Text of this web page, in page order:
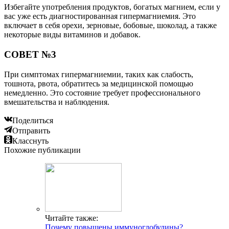
Избегайте употребления продуктов, богатых магнием, если у
вас уже есть диагностированная гипермагниемия. Это
включает в себя орехи, зерновые, бобовые, шоколад, а также
некоторые виды витаминов и добавок.
СОВЕТ №3
При симптомах гипермагниемии, таких как слабость,
тошнота, рвота, обратитесь за медицинской помощью
немедленно. Это состояние требует профессионального
вмешательства и наблюдения.
Поделиться
Отправить
Класснуть
Похожие публикации
Читайте также:
Почему повышены иммуноглобулины?